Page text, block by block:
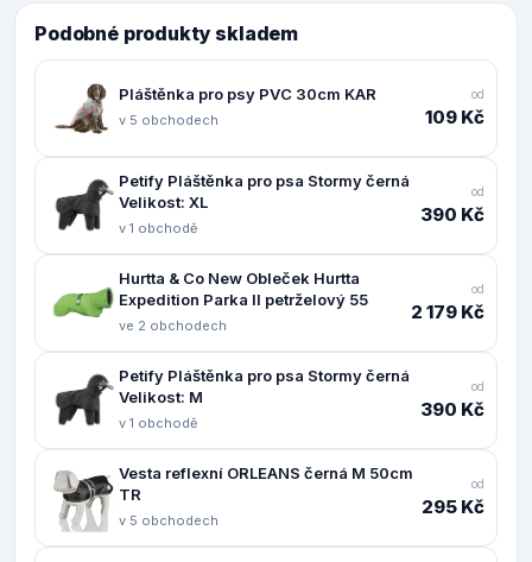
Podobné produkty skladem
Pláštěnka pro psy PVC 30cm KAR
v 5 obchodech
od
109 Kč
Petify Pláštěnka pro psa Stormy černá
Velikost: XL
v 1 obchodě
od
390 Kč
Hurtta & Co New Obleček Hurtta
Expedition Parka II petrželový 55
ve 2 obchodech
od
2 179 Kč
Petify Pláštěnka pro psa Stormy černá
Velikost: M
v 1 obchodě
od
390 Kč
Vesta reflexní ORLEANS černá M 50cm
TR
v 5 obchodech
od
295 Kč